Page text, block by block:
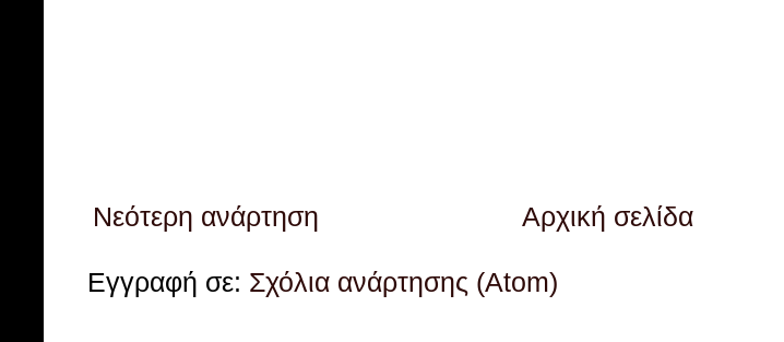
Νεότερη ανάρτηση Αρχική σελίδα
Εγγραφή σε: Σχόλια ανάρτησης (Atom)